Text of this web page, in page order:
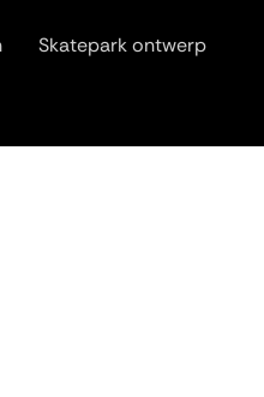
Skatepark ontwerp